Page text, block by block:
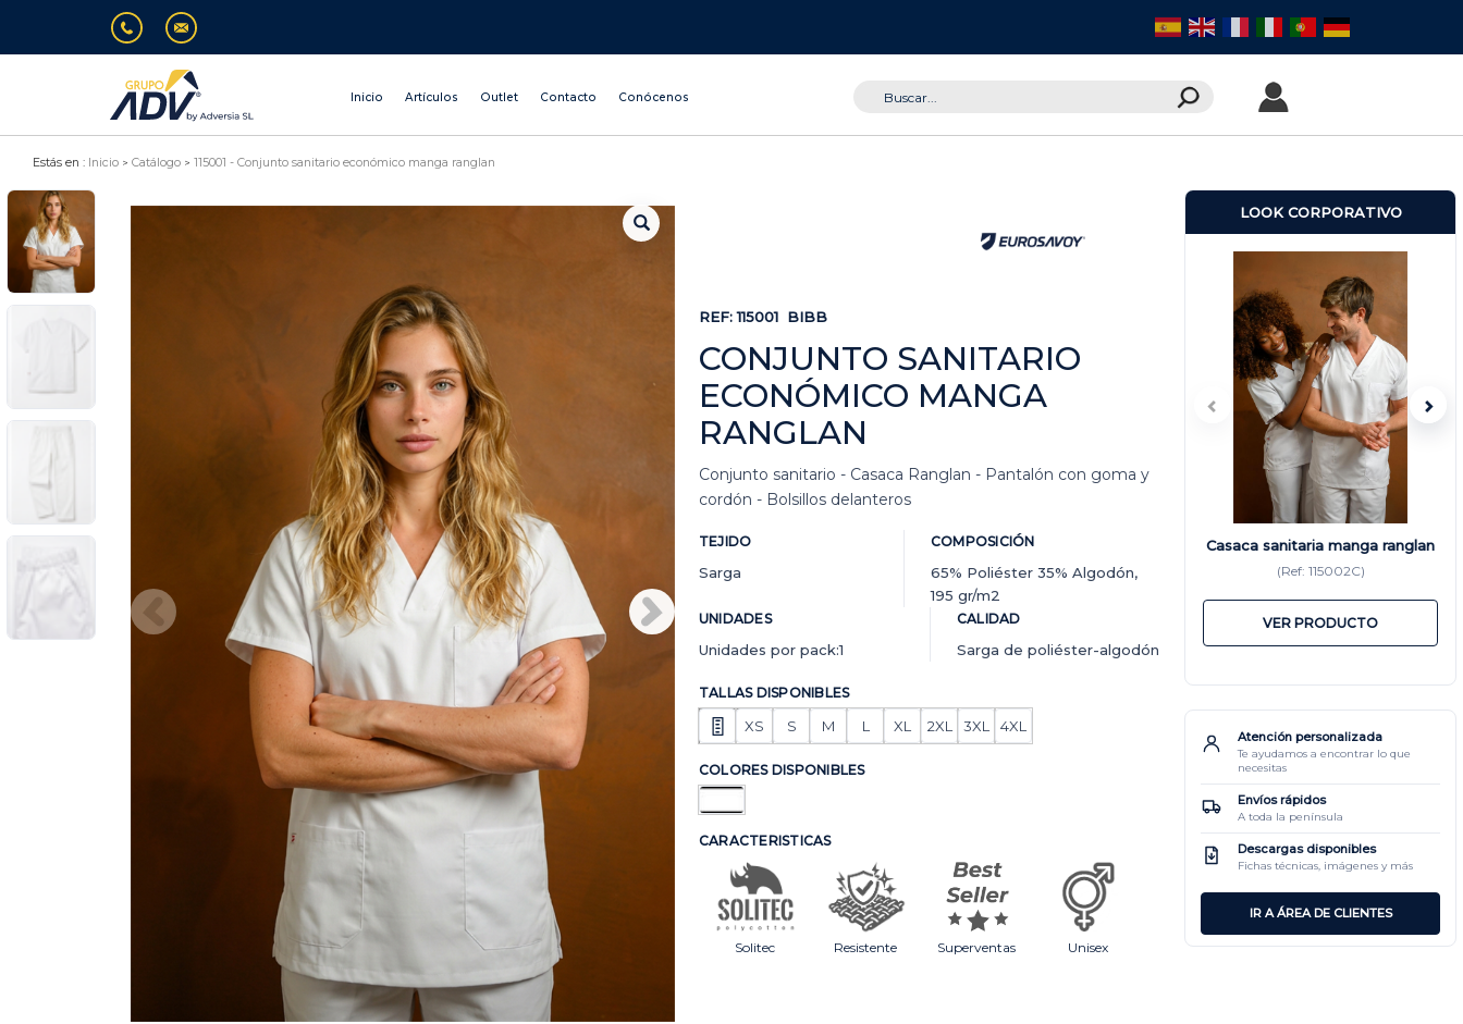
Inicio Artículos Outlet Contacto Conócenos
Estás en : Inicio Catálogo 115001 - Conjunto sanitario económico manga ranglan
REF:115001 BIBB
CONJUNTO SANITARIO
ECONÓMICO MANGA
RANGLAN
Conjunto sanitario - Casaca Ranglan - Pantalón con goma y
cordón - Bolsillos delanteros
TEJIDO
Sarga
COMPOSICIÓN
65% Poliéster 35% Algodón,
195 gr/m2
UNIDADES
Unidades por pack:1
CALIDAD
Sarga de poliéster-algodón
TALLAS DISPONIBLES
XS S M L XL 2XL 3XL 4XL
COLORES DISPONIBLES
CARACTERISTICAS
Solitec Resistente Superventas Unisex
LOOK CORPORATIVO
Casaca sanitaria manga ranglan
(Ref: 115002C)
VER PRODUCTO
Atención personalizada
Te ayudamos a encontrar lo que
necesitas
Envíos rápidos
A toda la península
Descargas disponibles
Fichas técnicas, imágenes y más
IR A ÁREA DE CLIENTES